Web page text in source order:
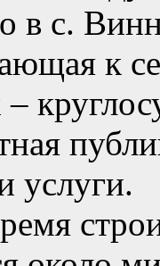
в с.
к
–
услуги.